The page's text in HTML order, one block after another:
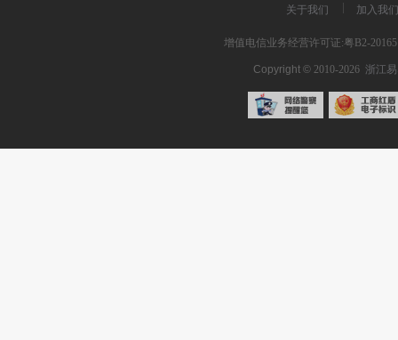
关于我们 加入我们
增值电信业务经营许可证:粤B2-
Copyright © 2010-2026 浙江